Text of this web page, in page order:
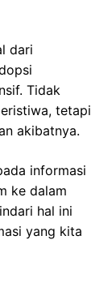
dari
Tidak
tetapi
akibatnya.
informasi
ke dalam
hal ini
yang kita